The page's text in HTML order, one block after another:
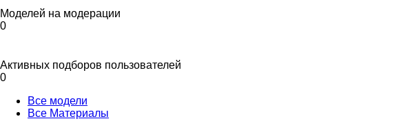
Моделей на модерации
0
Активных подборов пользователей
0
Все модели
Все Материалы